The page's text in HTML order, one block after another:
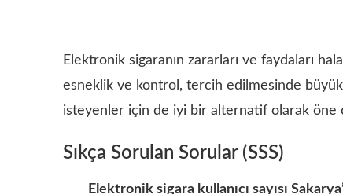
Elektronik sigaranın zararları ve faydaları
esneklik ve kontrol, tercih edilmesinde büyük
isteyenler için de iyi bir alternatif olarak öne
Sıkça Sorulan Sorular (SSS)
Elektronik sigara kullanıcı sayısı